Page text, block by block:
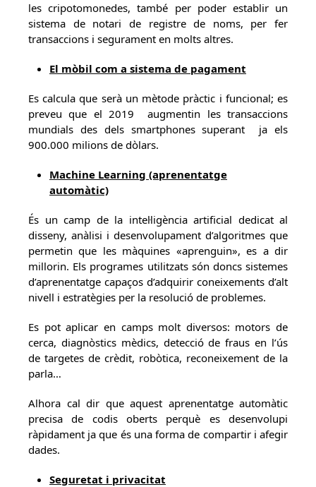
les cripotomonedes, també per poder establir un
sistema de notari de registre de noms, per fer
transaccions i segurament en molts altres.
El mòbil com a sistema de pagament
Es calcula que serà un mètode pràctic i funcional; es
preveu que el 2019 augmentin les transaccions
mundials des dels smartphones superant ja els
900.000 milions de dòlars.
Machine Learning (aprenentatge
automàtic)
És un camp de la intel·ligència artificial dedicat al
disseny, anàlisi i desenvolupament d’algoritmes que
permetin que les màquines «aprenguin», es a dir
millorin. Els programes utilitzats són doncs sistemes
d’aprenentatge capaços d’adquirir coneixements d’alt
nivell i estratègies per la resolució de problemes.
Es pot aplicar en camps molt diversos: motors de
cerca, diagnòstics mèdics, detecció de fraus en l’ús
de targetes de crèdit, robòtica, reconeixement de la
parla…
Alhora cal dir que aquest aprenentatge automàtic
precisa de codis oberts perquè es desenvolupi
ràpidament ja que és una forma de compartir i afegir
dades.
Seguretat i privacitat